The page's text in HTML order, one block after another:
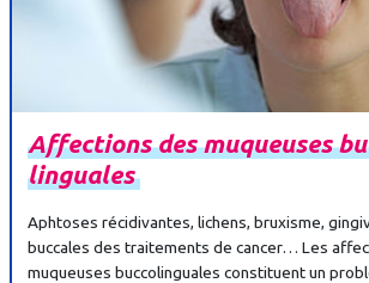
Affectionsdesmuqueuses
linguales
Aphtoses récidivantes, lichens, bruxisme,
buccales des traitements de cancer… Les
muqueuses buccolinguales constituent un